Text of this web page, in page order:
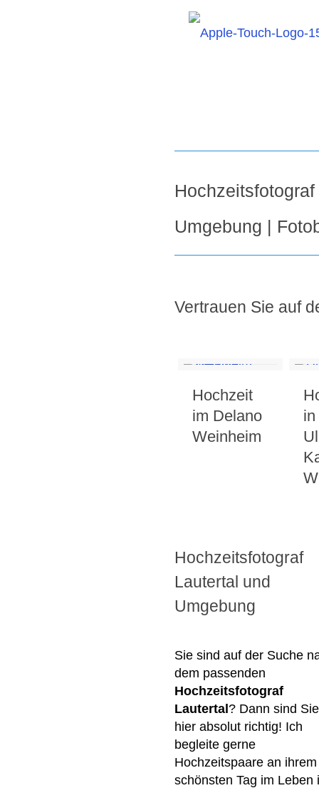
Umgebung |
Vertrauen Sie auf
Hochzeit
im Delano
Weinheim
in
Hochzeitsfotograf
Lautertal und
Umgebung
Sie sind auf der Suche
dem passenden
Hochzeitsfotograf
Lautertal ? Dann sind Sie
hier absolut richtig! Ich
begleite gerne
Hochzeitspaare an ihrem
schönsten Tag im Leben